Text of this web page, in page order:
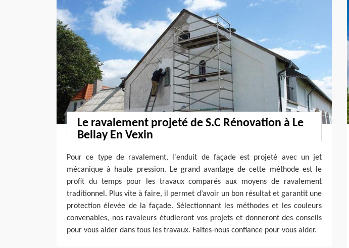
Le ravalement projeté de S.C Rénovation à Le
Bellay En Vexin
Pour ce type de ravalement, l'enduit de façade est projeté avec un jet
mécanique à haute pression. Le grand avantage de cette méthode est le
profit du temps pour les travaux comparés aux moyens de ravalement
traditionnel. Plus vite à faire, il permet d’avoir un bon résultat et garantit une
protection élevée de la façade. Sélectionnant les méthodes et les couleurs
convenables, nos ravaleurs étudieront vos projets et donneront des conseils
pour vous aider dans tous les travaux. Faites-nous confiance pour vous aider.